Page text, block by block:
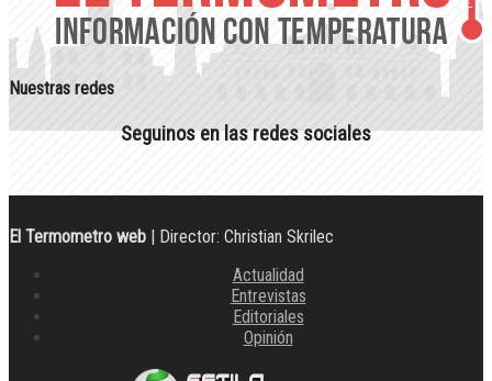
Nuestras redes
Seguinos en las redes sociales
El Termometro web | Director: Christian Skrilec
Actualidad
Entrevistas
Editoriales
Opinión